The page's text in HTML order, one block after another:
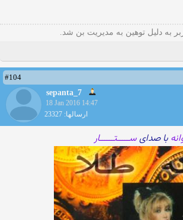
به دلیل توهین به مدیریت بن شد.
#104
sepanta_7
18 Jan 2016 14:47
ارسالها: 23327
با صدایســـــتــــــار